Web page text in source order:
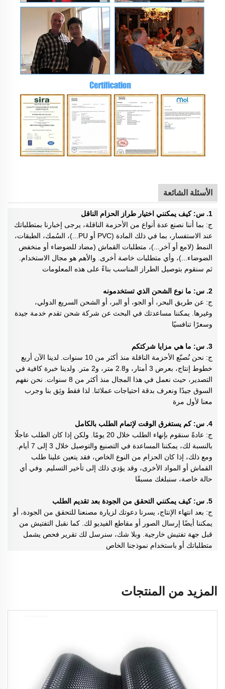
الأسئلة الشائعة
1. س: كيف يمكنني اختيار طراز الحزام الناقل
ج: بما أننا نصنع عدة أنواع من الأحزمة الناقلة، يرجى إخبارنا بمتطلباتك
عند الاستفسار، بما في ذلك المادة (PVC أو PU...)، السُمك، الطبقات،
النمط (لامع أو آخر...)، متطلبات القماش (مضاد للضوضاء أو منخفض
الضوضاء...)، وأي متطلبات خاصة أخرى. والأهم هو مجال الاستخدام.
ثم سنقوم بتوصيل الطراز المناسب بناءً على هذه المعلومات
2. س: ما نوع الشحن الذي تستخدمونه
ج: عن طريق البحر، أو الجو، أو البر، أو الشحن السريع الدولي،
وغيرها. يمكننا مساعدتك في البحث عن شركة شحن تقدم خدمة جيدة
وسعرًا تنافسيًا
3. س: ما هي مزايا شركتكم
ج: نحن نُصنّع الأحزمة الناقلة منذ أكثر من 10 سنوات. لدينا الآن أربع
خطوط إنتاج، بعرض 3 أمتار، و2.8 متر، و2 متر. ولدينا خبرة كافية في
التصدير، حيث نعمل في هذا المجال منذ أكثر من 8 سنوات. نحن نفهم
السوق جيدًا ونعرف بدقة احتياجات عملائنا. لذا فقط وثِق بنا وجرب
معنا لأول مرة
4. س: كم يستغرق الوقت لإتمام الطلب بالكامل
ج: عادةً سنقوم بإنهاء الطلب خلال 20 يومًا. ولكن إذا كان الطلب عاجلًا
بالنسبة لك، يمكننا المساعدة في التصنيع والتوصيل خلال 3 إلى 7 أيام.
ومع ذلك، إذا كان الحزام من النوع الخاص، فقد يتعين علينا طلب
القماش أو المواد الأخرى، وقد يؤدي ذلك إلى تأخير التسليم. وفي أي
حالة خاصة، سنبلغك مسبقًا
5. س: كيف يمكنني التحقق من الجودة بعد تقديم الطلب
ج: بعد انتهاء الإنتاج، يسرنا دعوتك لزيارة مصنعنا للتحقق من الجودة، أو
يمكننا أيضًا إرسال الصور أو مقاطع الفيديو لك. كما نقبل التفتيش من
قبل جهة تفتيش خارجية. وبلا شك، سنرسل لك تقرير فحص يشمل
متطلباتك أو باستخدام نموذجنا الخاص
المزيد من المنتجات